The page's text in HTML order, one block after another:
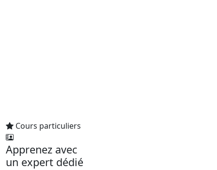
Cours particuliers
Apprenez avec
un expert dédié